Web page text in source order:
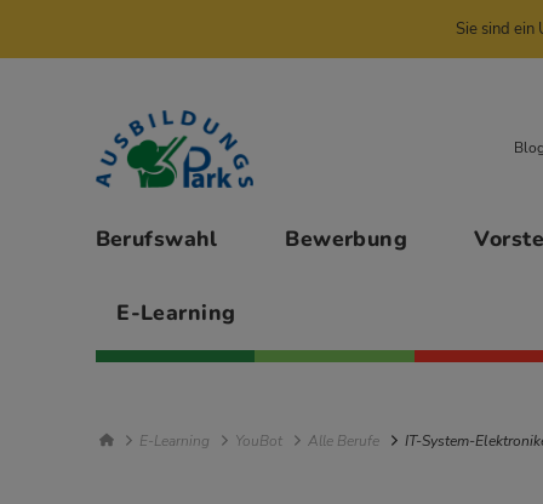
Sie sind ein
Berufswahl Bewerbung
E-Learning
Breadcrumb Navigation
E-Learning YouBot Alle Berufe IT-System-